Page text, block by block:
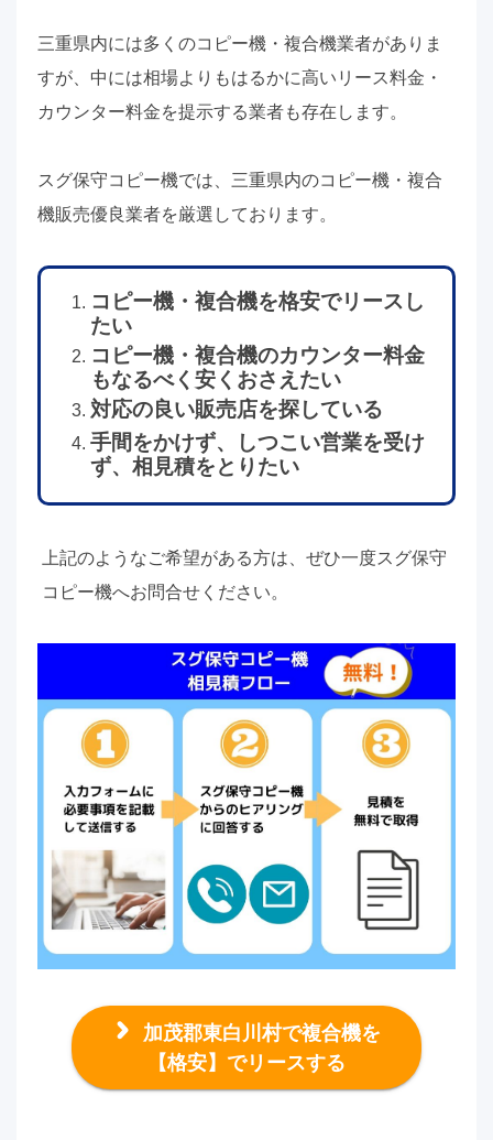
三重県内には多くのコピー機・複合機業者がありま
すが、中には相場よりもはるかに高いリース料金・
カウンター料金を提示する業者も存在します。
スグ保守コピー機では、三重県内のコピー機・複合
機販売優良業者を厳選しております。
コピー機・複合機を格安でリースし
たい
コピー機・複合機のカウンター料金
もなるべく安くおさえたい
対応の良い販売店を探している
手間をかけず、しつこい営業を受け
ず、相見積をとりたい
上記のようなご希望がある方は、ぜひ一度スグ保守
コピー機へお問合せください。
加茂郡東白川村で複合機を
【格安】でリースする